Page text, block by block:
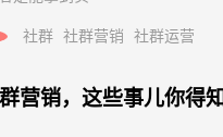
社群 社群营销 社群运营
营销，这些事儿你得